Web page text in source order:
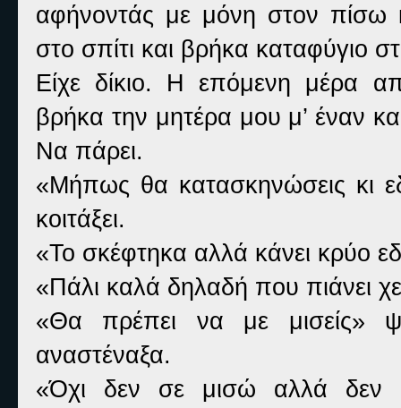
αφήνοντάς με μόνη στον
στο σπίτι και βρήκα καταφύγιο
Είχε δίκιο. Η επόμενη μέρα
βρήκα την μητέρα μου μ’ έναν
Να πάρει.
«Μήπως θα κατασκηνώσεις κι
κοιτάξει.
«Το σκέφτηκα αλλά κάνει κρύο
«Πάλι καλά δηλαδή που πιάνει
«Θα πρέπει να με μισείς»
αναστέναξα.
«Όχι δεν σε μισώ αλλά